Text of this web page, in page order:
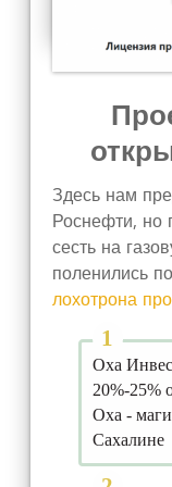
Здесь нам
Роснефти, но
сесть на
поленились
лохотрона
Оха
20%-25%
Оха -
Сахалине